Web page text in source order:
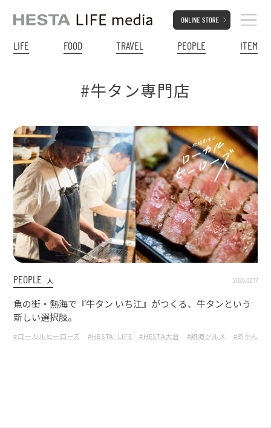
LIFE FOOD TRAVEL PEOPLE ITEM
#牛タン専門店
PEOPLE 人 2026.02.17
魚の街・熱海で『牛タン いち江』がつくる、牛タンという
新しい選択肢。
#ローカルヒーローズ #HESTA_LIFE #HESTA大倉 #熱海グルメ #あやんぬ